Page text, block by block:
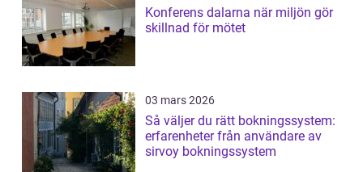
Konferens dalarna när miljön gör
skillnad för mötet
03 mars 2026
Så väljer du rätt bokningssystem:
erfarenheter från användare av
sirvoy bokningssystem